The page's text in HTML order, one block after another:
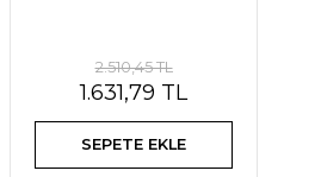
2.510,45 TL
1.631,79 TL
SEPETE EKLE